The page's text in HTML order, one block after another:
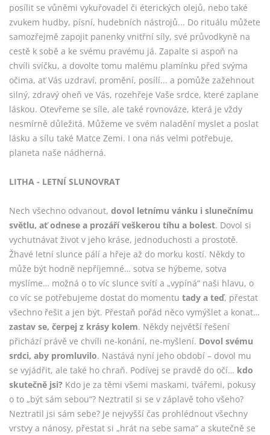
posílit se vůněmi vykuřovadel či éterických olejů, nebo také
zvukem hudby, písní, hudebních nástrojů... Do rituálu můžete
samozřejmě zapojit panenky vnitřní síly, své průvodkyně na
cestě k sobě a ke svému pravému já. Zapalte si aspoň na
chvíli svíčku, a dovolte tomu malému plamínku před svýma
očima, ať Vás uzdraví, promění, posílí... a pomůže zažehnout
silný, zdravý oheň ve Vás, rozehřeje Vaše srdce, které zaplane
láskou. Otevřeme se síle, ale také rovnováze, která je vždy
nesmírně důležitá. Můžeme ve svém naladění myslet a poslat
lásku a sílu také Matce Zemi. I ona nás velmi potřebuje,
planeta naše nádherná.
LITHA - LETNÍ SLUNOVRAT
Nech všechno odvanout, dovol letnímu vánku i slunečnímu
světlu, ať odnese a prozáří veškerou tíhu a bolest. Dovol si
vychutnávat život v jeho kráse, jednoduchosti a prostotě.
Žhavé letní slunce pálí a hřeje až do morku kostí. Někdy to
může být hodně nepříjemné… sotva se hýbeme, sotva
myslíme… možná o to víc slunce svítí a „vypíná“ naši hlavu, o
co víc se potřebujeme dostat do momentu tady a teď, přestat
všechno řešit a jen být. Přestaň pořád něco vymýšlet a konat…
zastav se, čerpej z krásy kolem. Někdy největší řešení
přichází právě ve chvíli ne-konání, ne-myšlení. Dovol svému
srdci, aby promluvilo. Nastává nyní jeho období – dovol mu
se vyjádřit, ale také ho chraň. Podívej se pravdě do očí… kdo
skutečně jsi? Kdo je za těmi všemi maskami, tvářemi, pokusy
o to „být sám sebou“? Neztratil si se v záplavě toho všeho?
Neztratil jsi sám sebe? Je nejvyšší čas prohlédnout všechny
vrstvy a nánosy, přestat si „hrát na sebe sama“ a skutečně se